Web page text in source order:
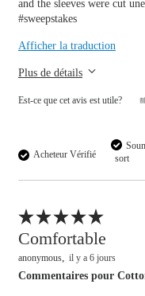
Acheteur Vérifié
sort
and the sleeves were cut
#sweepstakes
Afficher la traduction
Plus de détails
Overall size
Est-ce que cet avis est utile?
Comfortable
il y a 6 jours
anonymous
Commentaires pour
Signaler un avis